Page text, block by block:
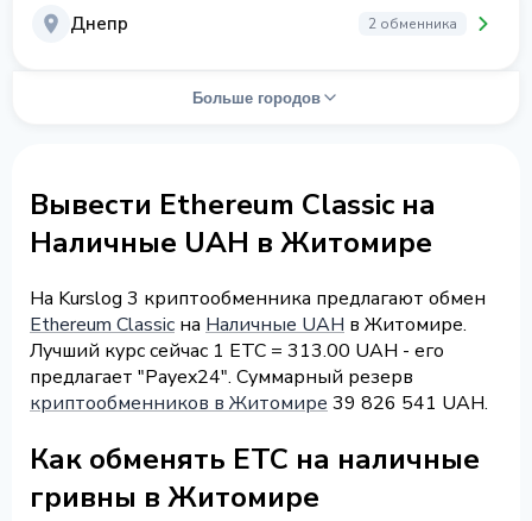
Днепр 2 обменника
Больше городов
Вывести Ethereum Classic на
Наличные UAH в Житомире
На Kurslog 3 криптообменника предлагают обмен
Ethereum Classic на Наличные UAH в Житомире.
Лучший курс сейчас 1 ETC = 313.00 UAH - его
предлагает "Payex24". Суммарный резерв
криптообменников в Житомире 39 826 541 UAH.
Как обменять ETC на наличные
гривны в Житомире